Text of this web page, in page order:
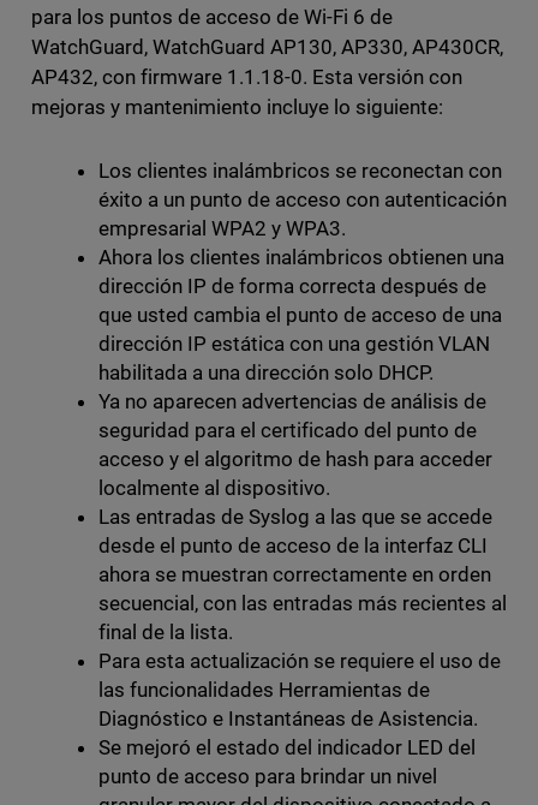
para los puntos de acceso de Wi-Fi 6 de
WatchGuard, WatchGuard AP130, AP330, AP430CR,
AP432, con firmware 1.1.18-0. Esta versión con
mejoras y mantenimiento incluye lo siguiente:
Los clientes inalámbricos se reconectan con
éxito a un punto de acceso con autenticación
empresarial WPA2 y WPA3.
Ahora los clientes inalámbricos obtienen una
dirección IP de forma correcta después de
que usted cambia el punto de acceso de una
dirección IP estática con una gestión VLAN
habilitada a una dirección solo DHCP.
Ya no aparecen advertencias de análisis de
seguridad para el certificado del punto de
acceso y el algoritmo de hash para acceder
localmente al dispositivo.
Las entradas de Syslog a las que se accede
desde el punto de acceso de la interfaz CLI
ahora se muestran correctamente en orden
secuencial, con las entradas más recientes al
final de la lista.
Para esta actualización se requiere el uso de
las funcionalidades Herramientas de
Diagnóstico e Instantáneas de Asistencia.
Se mejoró el estado del indicador LED del
punto de acceso para brindar un nivel